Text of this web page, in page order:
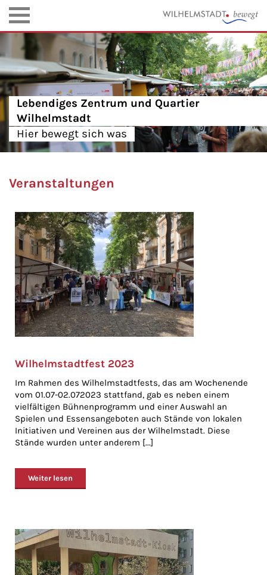
Lebendiges Zentrum und Quartier
Wilhelmstadt
Hier bewegt sich was
Veranstaltungen
Wilhelmstadtfest 2023
Im Rahmen des Wilhelmstadtfests, das am Wochenende
vom 01.07-02.072023 stattfand, gab es neben einem
vielfältigen Bühnenprogramm und einer Auswahl an
Spielen und Essensangeboten auch Stände von lokalen
Initiativen und Vereinen aus der Wilhelmstadt. Diese
Stände wurden unter anderem [...]
Weiter lesen